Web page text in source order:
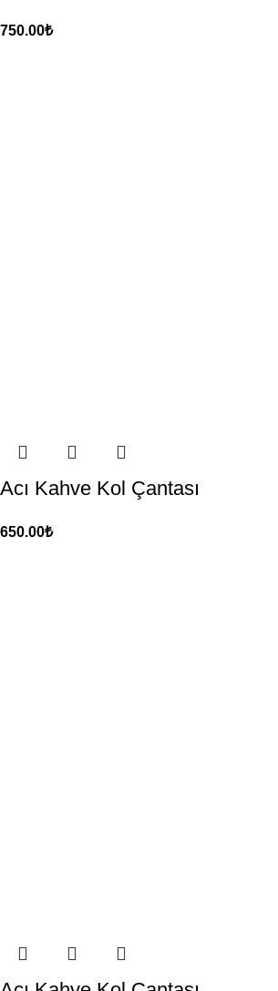
750.00₺
Acı Kahve Kol Çantası
650.00₺